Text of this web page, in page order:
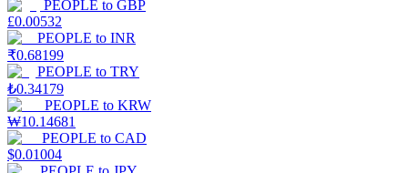
عوائد عالية والوصول الفوري
PEOPLE to GBP
£0.00532
PEOPLE to INR
₹0.68199
PEOPLE to TRY
₺0.34179
PEOPLE to KRW
₩10.14681
PEOPLE to CAD
$0.01004